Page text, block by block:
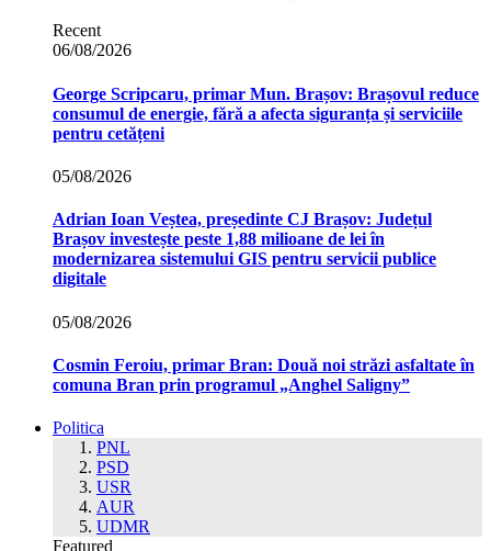
Recent
06/08/2026
George Scripcaru, primar Mun. Brașov: Brașovul reduce
consumul de energie, fără a afecta siguranța și serviciile
pentru cetățeni
05/08/2026
Adrian Ioan Veștea, președinte CJ Brașov: Județul
Brașov investește peste 1,88 milioane de lei în
modernizarea sistemului GIS pentru servicii publice
digitale
05/08/2026
Cosmin Feroiu, primar Bran: Două noi străzi asfaltate în
comuna Bran prin programul „Anghel Saligny”
Politica
PNL
PSD
USR
AUR
UDMR
Featured